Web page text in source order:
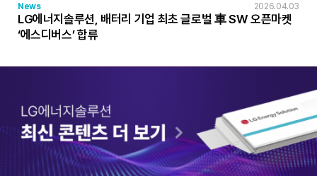
News 2026.04.03
LG에너지솔루션, 배터리 기업 최초 글로벌 車 SW 오픈마켓
‘에스디버스’ 합류